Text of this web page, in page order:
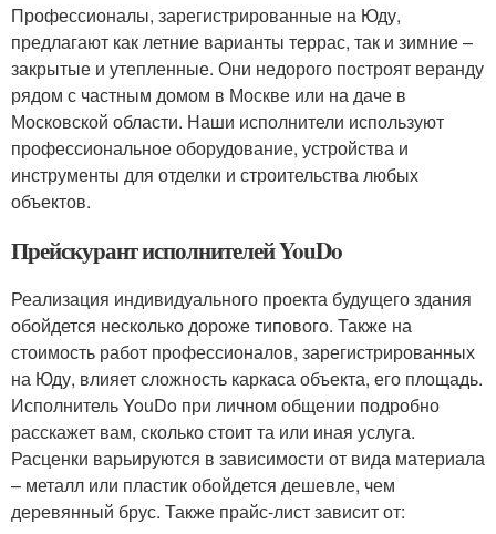
Профессионалы, зарегистрированные на Юду,
предлагают как летние варианты террас, так и зимние –
закрытые и утепленные. Они недорого построят веранду
рядом с частным домом в Москве или на даче в
Московской области. Наши исполнители используют
профессиональное оборудование, устройства и
инструменты для отделки и строительства любых
объектов.
Прейскурант исполнителей YouDo
Реализация индивидуального проекта будущего здания
обойдется несколько дороже типового. Также на
стоимость работ профессионалов, зарегистрированных
на Юду, влияет сложность каркаса объекта, его площадь.
Исполнитель YouDo при личном общении подробно
расскажет вам, сколько стоит та или иная услуга.
Расценки варьируются в зависимости от вида материала
– металл или пластик обойдется дешевле, чем
деревянный брус. Также прайс-лист зависит от: